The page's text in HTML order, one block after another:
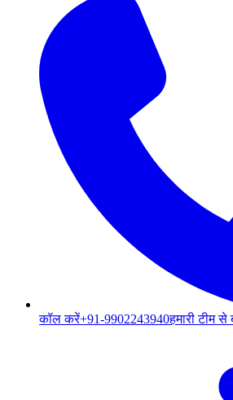
कॉल करें+91-9902243940हमारी टीम से